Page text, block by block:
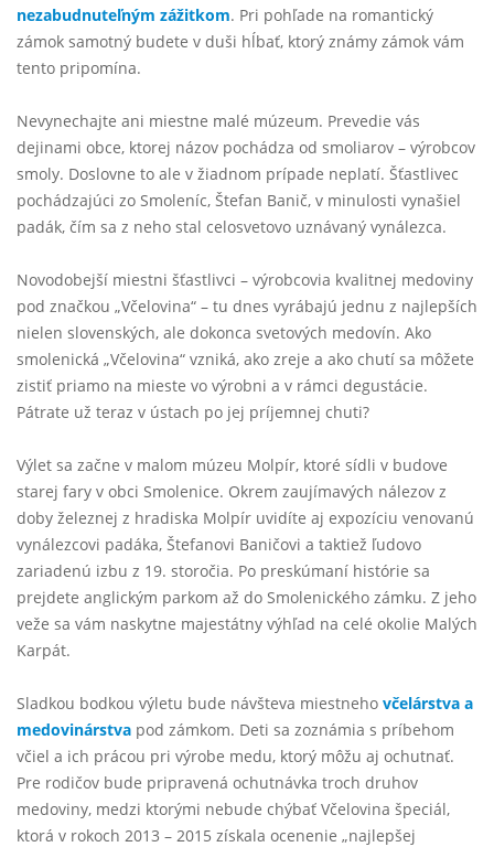
nezabudnuteľným zážitkom. Pri pohľade na romantický
zámok samotný budete v duši hĺbať, ktorý známy zámok vám
tento pripomína.
Nevynechajte ani miestne malé múzeum. Prevedie vás
dejinami obce, ktorej názov pochádza od smoliarov – výrobcov
smoly. Doslovne to ale v žiadnom prípade neplatí. Šťastlivec
pochádzajúci zo Smoleníc, Štefan Banič, v minulosti vynašiel
padák, čím sa z neho stal celosvetovo uznávaný vynálezca.
Novodobejší miestni šťastlivci – výrobcovia kvalitnej medoviny
pod značkou „Včelovina“ – tu dnes vyrábajú jednu z najlepších
nielen slovenských, ale dokonca svetových medovín. Ako
smolenická „Včelovina“ vzniká, ako zreje a ako chutí sa môžete
zistiť priamo na mieste vo výrobni a v rámci degustácie.
Pátrate už teraz v ústach po jej príjemnej chuti?
Výlet sa začne v malom múzeu Molpír, ktoré sídli v budove
starej fary v obci Smolenice. Okrem zaujímavých nálezov z
doby železnej z hradiska Molpír uvidíte aj expozíciu venovanú
vynálezcovi padáka, Štefanovi Baničovi a taktiež ľudovo
zariadenú izbu z 19. storočia. Po preskúmaní histórie sa
prejdete anglickým parkom až do Smolenického zámku. Z jeho
veže sa vám naskytne majestátny výhľad na celé okolie Malých
Karpát.
Sladkou bodkou výletu bude návšteva miestneho včelárstva a
medovinárstva pod zámkom. Deti sa zoznámia s príbehom
včiel a ich prácou pri výrobe medu, ktorý môžu aj ochutnať.
Pre rodičov bude pripravená ochutnávka troch druhov
medoviny, medzi ktorými nebude chýbať Včelovina špeciál,
ktorá v rokoch 2013 – 2015 získala ocenenie „najlepšej